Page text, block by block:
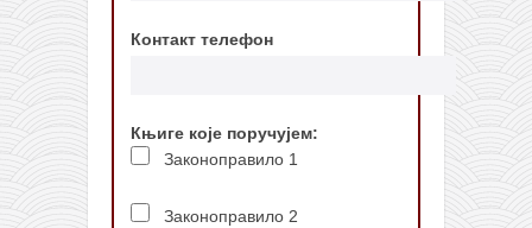
Контакт телефон
Књиге које поручујем:
Законоправило 1
Законоправило 2